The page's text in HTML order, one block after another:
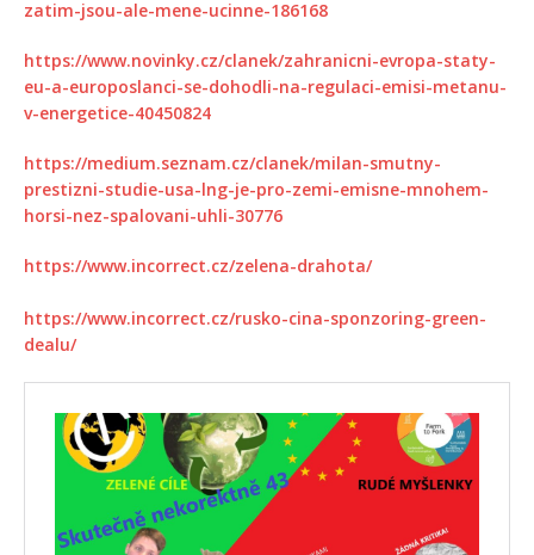
zatim-jsou-ale-mene-ucinne-186168
https://www.novinky.cz/clanek/zahranicni-evropa-staty-
eu-a-europoslanci-se-dohodli-na-regulaci-emisi-metanu-
v-energetice-40450824
https://medium.seznam.cz/clanek/milan-smutny-
prestizni-studie-usa-lng-je-pro-zemi-emisne-mnohem-
horsi-nez-spalovani-uhli-30776
https://www.incorrect.cz/zelena-drahota/
https://www.incorrect.cz/rusko-cina-sponzoring-green-
dealu/